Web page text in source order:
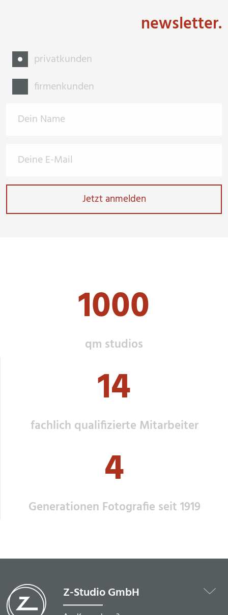
newsletter.
privatkunden
firmenkunden
1000
qm studios
14
fachlich qualifizierte Mitarbeiter
4
Generationen Fotografie seit 1919
Z-Studio GmbH